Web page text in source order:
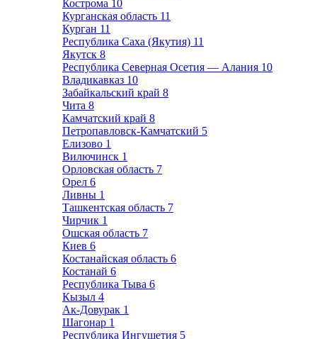
Кострома 10
Курганская область 11
Курган 11
Республика Саха (Якутия) 11
Якутск 8
Республика Северная Осетия — Алания 10
Владикавказ 10
Забайкальский край 8
Чита 8
Камчатский край 8
Петропавловск-Камчатский 5
Елизово 1
Вилючинск 1
Орловская область 7
Орел 6
Ливны 1
Ташкентская область 7
Чирчик 1
Ошская область 7
Киев 6
Костанайская область 6
Костанай 6
Республика Тыва 6
Кызыл 4
Ак-Довурак 1
Шагонар 1
Республика Ингушетия 5